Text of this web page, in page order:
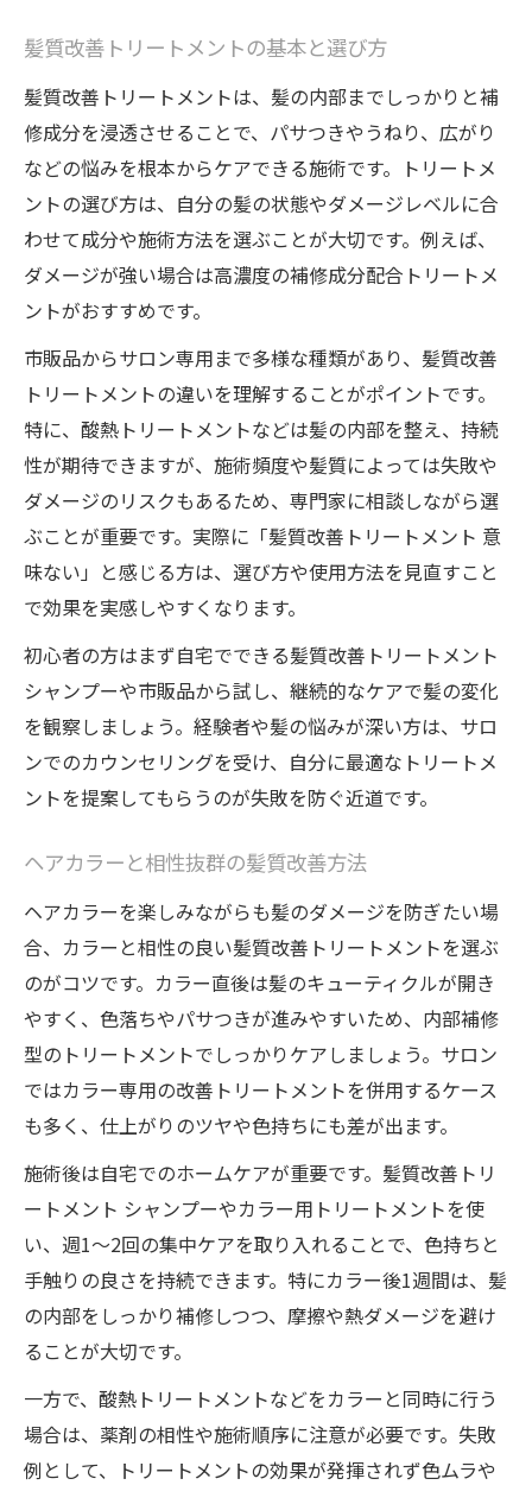
髪質改善トリートメントの基本と選び方
髪質改善トリートメントは、髪の内部までしっかりと補
修成分を浸透させることで、パサつきやうねり、広がり
などの悩みを根本からケアできる施術です。トリートメ
ントの選び方は、自分の髪の状態やダメージレベルに合
わせて成分や施術方法を選ぶことが大切です。例えば、
ダメージが強い場合は高濃度の補修成分配合トリートメ
ントがおすすめです。
市販品からサロン専用まで多様な種類があり、髪質改善
トリートメントの違いを理解することがポイントです。
特に、酸熱トリートメントなどは髪の内部を整え、持続
性が期待できますが、施術頻度や髪質によっては失敗や
ダメージのリスクもあるため、専門家に相談しながら選
ぶことが重要です。実際に「髪質改善トリートメント 意
味ない」と感じる方は、選び方や使用方法を見直すこと
で効果を実感しやすくなります。
初心者の方はまず自宅でできる髪質改善トリートメント
シャンプーや市販品から試し、継続的なケアで髪の変化
を観察しましょう。経験者や髪の悩みが深い方は、サロ
ンでのカウンセリングを受け、自分に最適なトリートメ
ントを提案してもらうのが失敗を防ぐ近道です。
ヘアカラーと相性抜群の髪質改善方法
ヘアカラーを楽しみながらも髪のダメージを防ぎたい場
合、カラーと相性の良い髪質改善トリートメントを選ぶ
のがコツです。カラー直後は髪のキューティクルが開き
やすく、色落ちやパサつきが進みやすいため、内部補修
型のトリートメントでしっかりケアしましょう。サロン
ではカラー専用の改善トリートメントを併用するケース
も多く、仕上がりのツヤや色持ちにも差が出ます。
施術後は自宅でのホームケアが重要です。髪質改善トリ
ートメント シャンプーやカラー用トリートメントを使
い、週1～2回の集中ケアを取り入れることで、色持ちと
手触りの良さを持続できます。特にカラー後1週間は、髪
の内部をしっかり補修しつつ、摩擦や熱ダメージを避け
ることが大切です。
一方で、酸熱トリートメントなどをカラーと同時に行う
場合は、薬剤の相性や施術順序に注意が必要です。失敗
例として、トリートメントの効果が発揮されず色ムラや